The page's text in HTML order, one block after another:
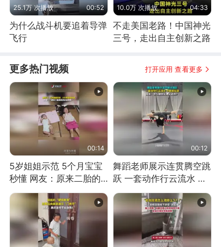
25.1万 次播放 00:52
为什么战斗机要追着导弹
飞行
10.0万 次播放 04:33
不走美国老路！中国神光
三号，走出自主创新之路
更多热门视频 打开应用 查看更多
00:14
5岁姐姐示范 5个月宝宝
秒懂 网友：原来二胎的
快乐长这样
00:12
舞蹈老师展示连贯腾空跳
跃 一套动作行云流水 节
奏感拉满 网友：怎么做
到又舞又武的？